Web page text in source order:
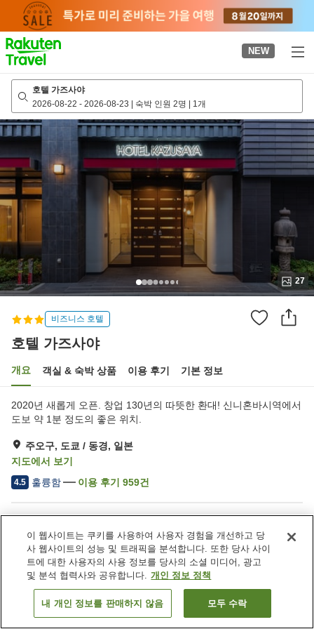
page
NEW
호텔 가즈사야
2026-08-22 - 2026-08-23 | 숙박 인원 2명 | 1개
27
비즈니스 호텔
호텔 가즈사야
개요 객실 & 숙박 상품 이용 후기 기본 정보
2020년 새롭게 오픈. 창업 130년의 따뜻한 환대! 신니혼바시역에서
도보 약 1분 정도의 좋은 위치.
주오구, 도쿄 / 동경, 일본
지도에서 보기
4.5 훌륭함 이용 후기 959건
주차장
스파 / 미용실
레스토랑
자동판매기
객실 보기
이 웹사이트는 쿠키를 사용하여 사용자 경험을 개선하고 당
사 웹사이트의 성능 및 트래픽을 분석합니다. 또한 당사 사이
트에 대한 사용자의 사용 정보를 당사의 소셜 미디어, 광고
및 분석 협력사와 공유합니다. 개인 정보 정책
내 개인 정보를 판매하지 않음 모두 수락